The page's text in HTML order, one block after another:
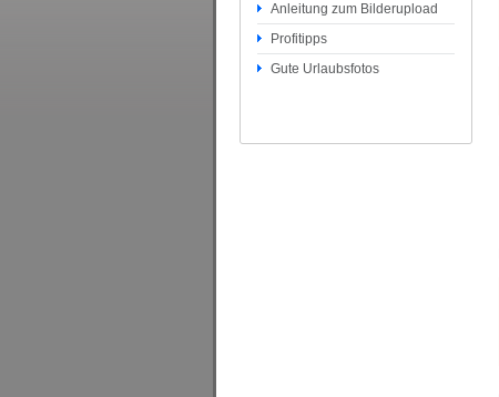
Anleitung zum Bilderupload
Profitipps
Gute Urlaubsfotos